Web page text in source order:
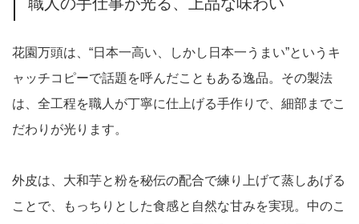
花園万頭は、“日本一高い、しかし日本一うまい”というキ
ャッチコピーで話題を呼んだこともある逸品。その製法
は、全工程を職人が丁寧に仕上げる手作りで、細部までこ
だわりが光ります。
外皮は、大和芋と粉を秘伝の配合で練り上げて蒸しあげる
ことで、もっちりとした食感と自然な甘みを実現。中のこ